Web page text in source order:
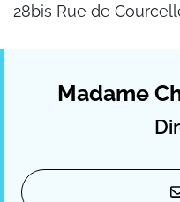
28bis Rue de
Madame